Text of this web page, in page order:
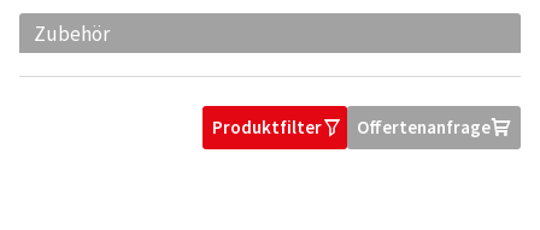
Zubehör
ProduktfilterO OffertenanfrageU